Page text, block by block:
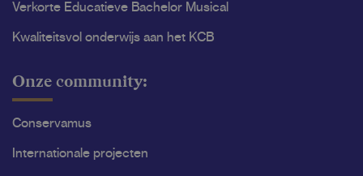
Verkorte Educatieve Bachelor Musical
Kwaliteitsvol onderwijs aan het KCB
Onze community:
Conservamus
Internationale projecten